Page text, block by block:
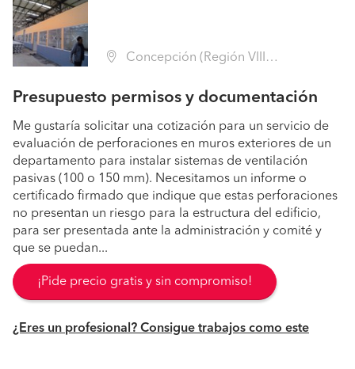
Concepción (Región VIII Biobío - Concepción)
Presupuesto permisos y documentación
Me gustaría solicitar una cotización para un servicio de
evaluación de perforaciones en muros exteriores de un
departamento para instalar sistemas de ventilación
pasivas (100 o 150 mm). Necesitamos un informe o
certificado firmado que indique que estas perforaciones
no presentan un riesgo para la estructura del edificio,
para ser presentada ante la administración y comité y
que se puedan...
¡Pide precio gratis y sin compromiso!
¿Eres un profesional? Consigue trabajos como este